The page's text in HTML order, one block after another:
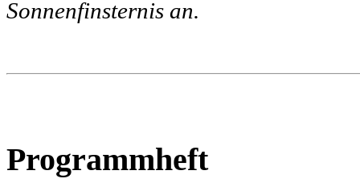
Sonnenfinsternis an.
Programmheft